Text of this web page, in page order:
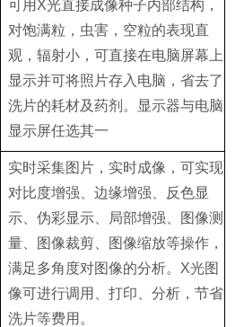
可用X光直接成像种子内部结构，
对饱满粒，虫害，空粒的表现直
观，辐射小，可直接在电脑屏幕上
显示并可将照片存入电脑，省去了
洗片的耗材及药剂。显示器与电脑
显示屏任选其一
实时采集图片，实时成像，可实现
对比度增强、边缘增强、反色显
示、伪彩显示、局部增强、图像测
量、图像裁剪、图像缩放等操作，
满足多角度对图像的分析。X光图
像可进行调用、打印、分析，节省
洗片等费用。